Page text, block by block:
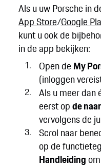
Als u uw Porsche in
App Store/Google
kunt u ook de
in de app bekijken:
Open de My
(inloggen
Als u meer dan
eerst opde
vervolgens de
Scrol naar
op de
Handleiding